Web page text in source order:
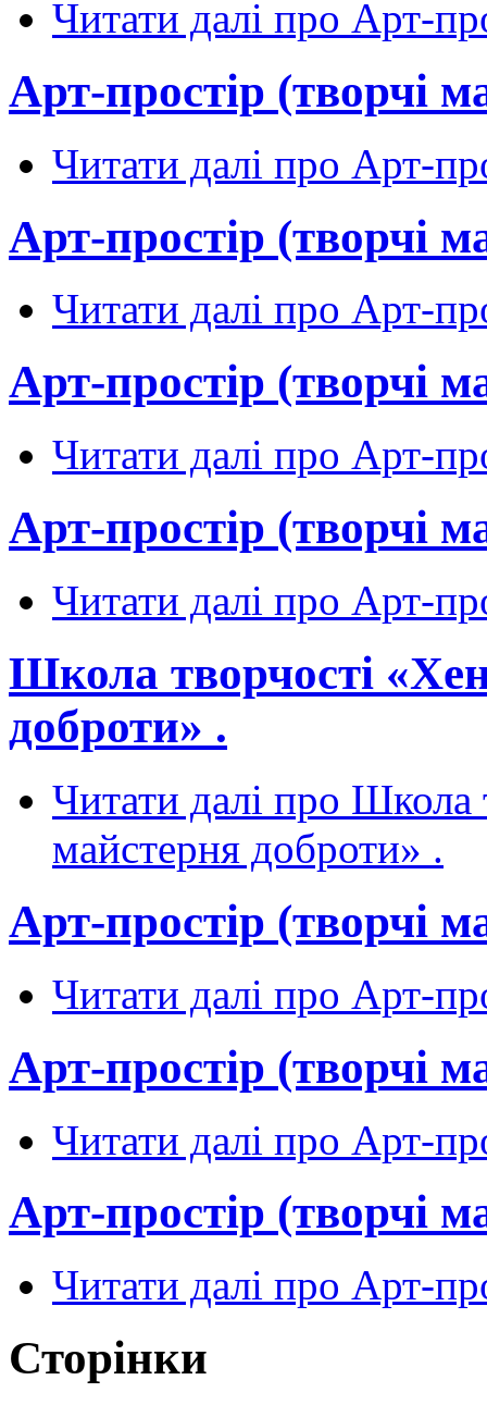
Читати далі про Арт-
Арт-простір (творчі
Читати далі про Арт-
Арт-простір (творчі
Читати далі про Арт-
Арт-простір (творчі
Читати далі про Арт-
Арт-простір (творчі
Читати далі про Арт-
Школа творчості
доброти» .
Читати далі про Школа
майстерня доброти» .
Арт-простір (творчі
Читати далі про Арт-
Арт-простір (творчі
Читати далі про Арт-
Арт-простір (творчі
Читати далі про Арт-
Сторінки